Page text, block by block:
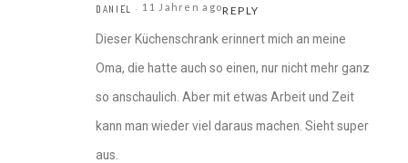
DANIEL 11 Jahren agoREPLY
Dieser Küchenschrank erinnert mich an meine
Oma, die hatte auch so einen, nur nicht mehr ganz
so anschaulich. Aber mit etwas Arbeit und Zeit
kann man wieder viel daraus machen. Sieht super
aus.